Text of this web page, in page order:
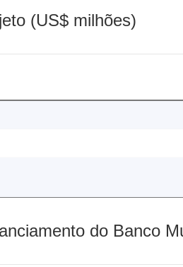
(US$ milhões)
do Banco